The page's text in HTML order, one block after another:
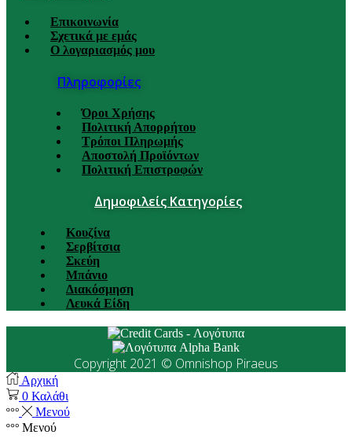
Επικοινωνία
Σχετικά με εμάς
Ο λογαριασμός μου
Πληροφορίες
Όροι Χρήσης
Πολιτική Απορρήτου
Τρόποι Πληρωμής
Αποστολή Προϊόντων
Πολιτική Επιστροφών
Δημοφιλείς Κατηγορίες
Κουζίνα
Σερβίτσια
Σκεύη
Μπάνιο
Διακόσμηση
Λευκά Είδη
Copyright 2021 © Omnishop Piraeus
Αρχική
0 Καλάθι
Μενού
Μενού